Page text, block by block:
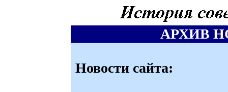
АРХИВ
Новости сайта: